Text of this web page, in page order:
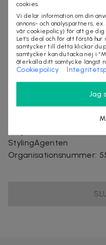
Produktinformation
Köp Giftset Iceberg
Lotion 100ml
Giftset Parfym Dam
Villkor
Frakt tillkommer
Leveranstid ca 1-3
StylingAgenten
Organisationsnummer:
cookies.
Vi delar information om din
annons- och analyspartners,
vår cookiepolicy) för att ge dig
Let’s deal och för att förstå
samtycker till detta klickar du
samtycker kan du tacka nej i
återkalla ditt samtycke längst
Cookiepolicy
Jag